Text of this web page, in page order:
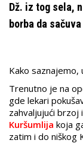
Dž. iz tog sela,
borba da
Kako saznajemo,
Trenutno je na
gde lekari
zahvaljujući brzoj
Kuršumlija koja
zatim i do niškog